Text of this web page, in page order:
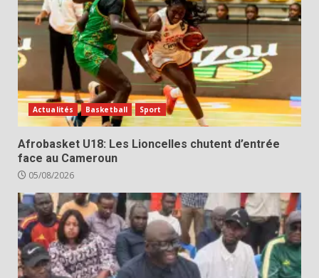
Actualités Basketball Sport
Afrobasket U18: Les Lioncelles chutent d’entrée
face au Cameroun
05/08/2026